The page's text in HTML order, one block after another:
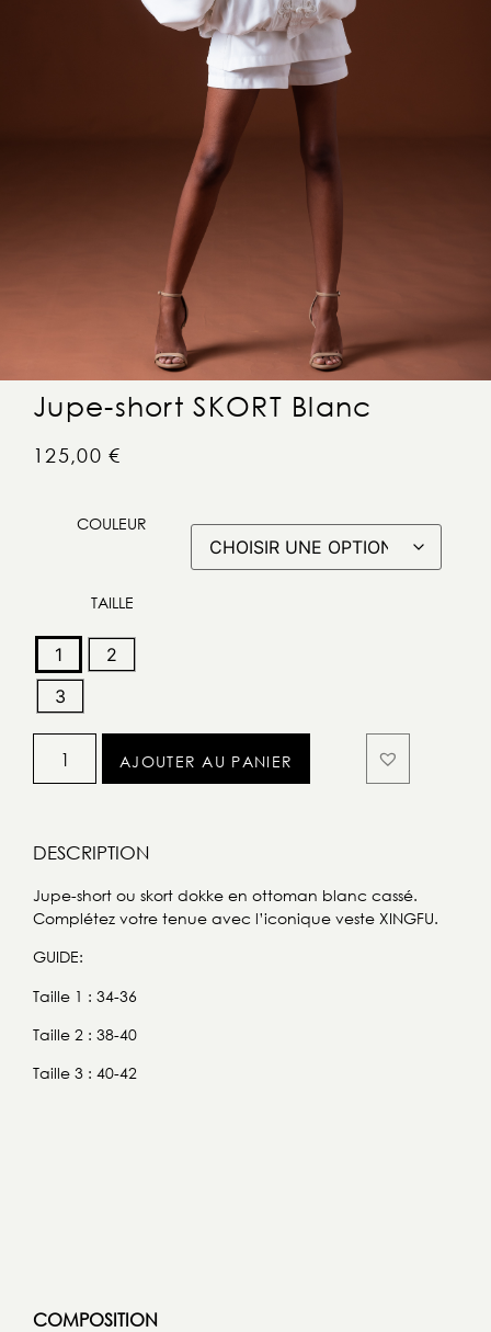
Jupe-short SKORT Blanc
125,00€
COULEUR
TAILLE
1
2
3
AJOUTER AU PANIER
DESCRIPTION
Jupe-short ou skort dokke en ottoman blanc cassé.
Complétez votre tenue avec l’iconique veste XINGFU.
GUIDE:
Taille 1 : 34-36
Taille 2 : 38-40
Taille 3 : 40-42
COMPOSITION